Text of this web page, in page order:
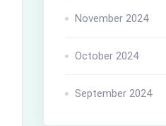
November 2024
October 2024
September 2024